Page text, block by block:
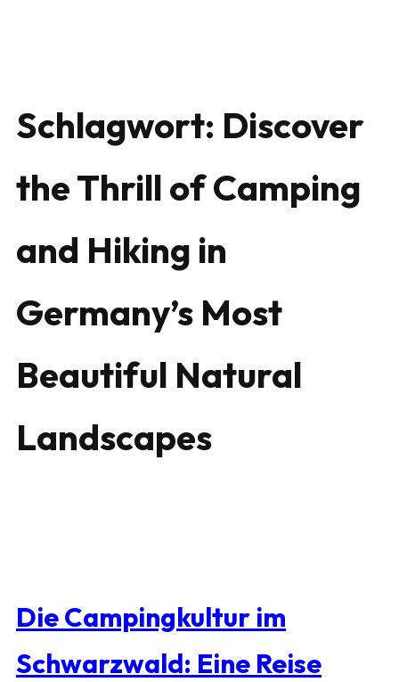
Schlagwort: Discover
the Thrill of Camping
and Hiking in
Germany’s Most
Beautiful Natural
Landscapes
Die Campingkultur im
Schwarzwald: Eine Reise